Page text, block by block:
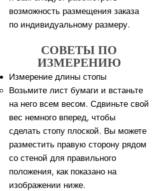
возможность размещения заказа
по индивидуальному размеру.
СОВЕТЫ ПО
ИЗМЕРЕНИЮ
Измерение длины стопы
Возьмите лист бумаги и встаньте
на него всем весом. ​Сдвиньте свой
вес немного вперед, чтобы
сделать стопу плоской. Вы можете
разместить правую сторону рядом
со стеной для правильного
положения, как показано на
изображении ниже.